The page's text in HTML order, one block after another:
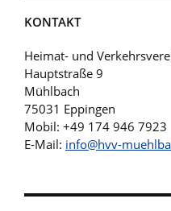
KONTAKT
Heimat- und
Hauptstraße 9
Mühlbach
75031 Eppingen
Mobil: +49 174 946 7923
E-Mail: info@hvv-